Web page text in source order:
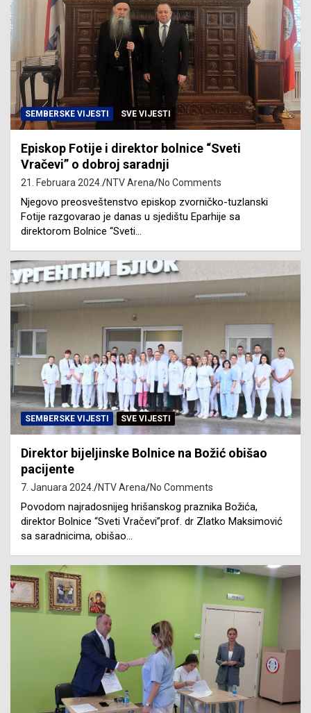
SEMBERSKE VIJESTI SVE VIJESTI
Episkop Fotije i direktor bolnice “Sveti
Vračevi” o dobroj saradnji
21. Februara 2024. NTV Arena No Comments
Njegovo preosveštenstvo episkop zvorničko-tuzlanski
Fotije razgovarao je danas u sjedištu Eparhije sa
direktorom Bolnice “Sveti…
SEMBERSKE VIJESTI SVE VIJESTI
Direktor bijeljinske Bolnice na Božić obišao
pacijente
7. Januara 2024. NTV Arena No Comments
Povodom najradosnijeg hrišanskog praznika Božića,
direktor Bolnice “Sveti Vračevi”prof. dr Zlatko Maksimović
sa saradnicima, obišao…